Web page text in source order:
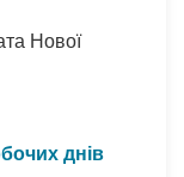
Нової
днів